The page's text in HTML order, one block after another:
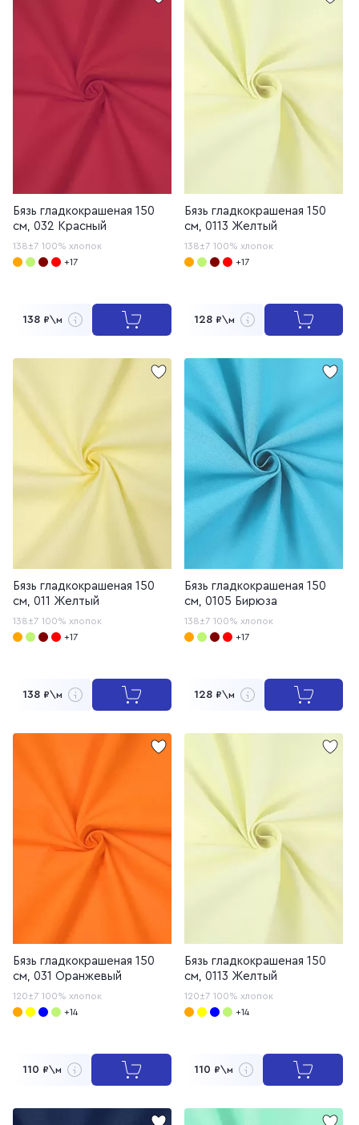
Бязь гладкокрашеная 150
см, 032 Красный
138±7 100% хлопок
+17
138 ₽\м
Бязь гладкокрашеная 150
см, 0113 Желтый
138±7 100% хлопок
+17
128 ₽\м
Бязь гладкокрашеная 150
см, 011 Желтый
138±7 100% хлопок
+17
138 ₽\м
Бязь гладкокрашеная 150
см, 0105 Бирюза
138±7 100% хлопок
+17
128 ₽\м
Бязь гладкокрашеная 150
см, 031 Оранжевый
120±7 100% хлопок
+14
110 ₽\м
Бязь гладкокрашеная 150
см, 0113 Желтый
120±7 100% хлопок
+14
110 ₽\м